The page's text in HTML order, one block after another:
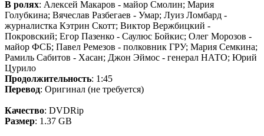
В ролях: Алексей Макаров - майор Смолин; Мария
Голубкина; Вячеслав Разбегаев - Умар; Луиз Ломбард -
журналистка Кэтрин Скотт; Виктор Вержбицкий -
Покровский; Егор Пазенко - Саулюс Бойкис; Олег Морозов -
майор ФСБ; Павел Ремезов - полковник ГРУ; Мария Семкина;
Рамиль Сабитов - Хасан; Джон Эймос - генерал НАТО; Юрий
Цурило
Продолжительность: 1:45
Перевод: Оригинал (не требуется)
Качество: DVDRip
Размер: 1.37 GB